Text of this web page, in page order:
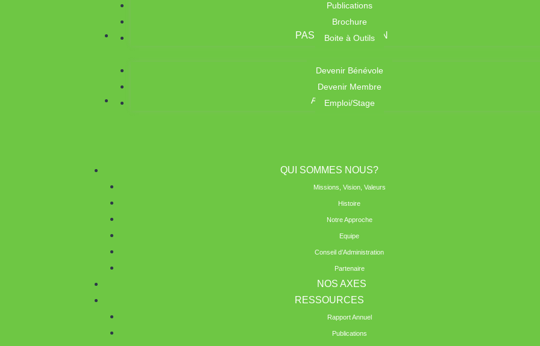
Publications
Brochure
Boite à Outils
PASSEZ A L’ACTION
Devenir Bénévole
Devenir Membre
Emploi/Stage
ACTUALITES
QUI SOMMES NOUS?
Missions, Vision, Valeurs
Histoire
Notre Approche
Equipe
Conseil d’Administration
Partenaire
NOS AXES
RESSOURCES
Rapport Annuel
Publications